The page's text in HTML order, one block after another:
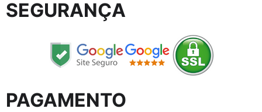
SEGURANÇA
PAGAMENTO